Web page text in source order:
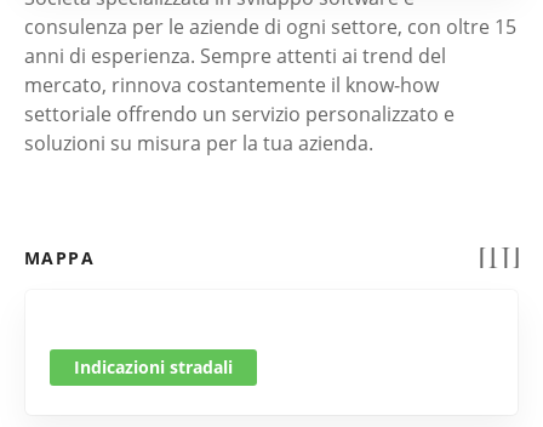
consulenza per le aziende di ogni settore, con oltre 15
anni di esperienza. Sempre attenti ai trend del
mercato, rinnova costantemente il know-how
settoriale offrendo un servizio personalizzato e
soluzioni su misura per la tua azienda.
MAPPA
Indicazioni stradali